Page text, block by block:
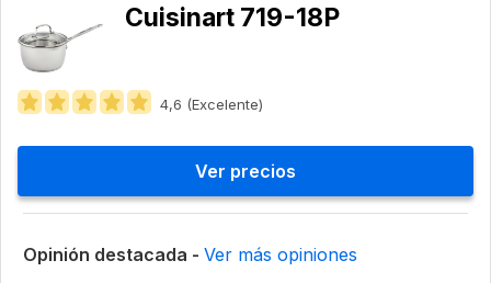
Cuisinart 719-18P
4,6 (Excelente)
Ver precios
Opinión destacada - Ver más opiniones